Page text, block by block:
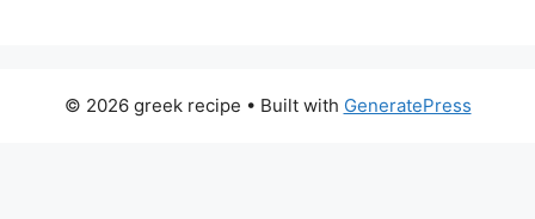
© 2026 greek recipe • Built with GeneratePress